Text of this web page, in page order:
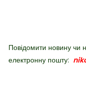
Повідомити новину чи
електронну пошту: